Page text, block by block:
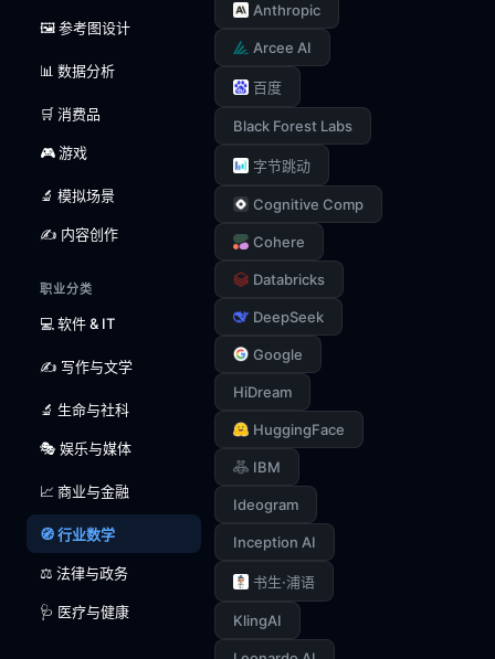
🖼️ 参考图设计
📊 数据分析
🛒 消费品
🎮 游戏
🔬 模拟场景
✍️ 内容创作
职业分类
💻 软件 & IT
✍️ 写作与文学
🔬 生命与社科
🎭 娱乐与媒体
📈 商业与金融
🧭 行业数学
⚖️ 法律与政务
🩺 医疗与健康
Anthropic
Arcee AI
百度
Black Forest Labs
字节跳动
Cognitive Comp
Cohere
Databricks
DeepSeek
Google
HiDream
HuggingFace
IBM
Ideogram
Inception AI
书生·浦语
KlingAI